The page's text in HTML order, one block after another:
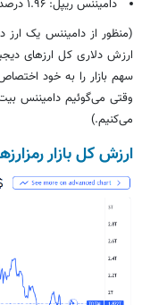
دامیننس ریپل: ۱.۹۶ درصد
(منظور از دامیننس یک ارز
ارزش دلاری کل ارزهای
سهم بازار را به خود
وقتی می‌گوئیم دامیننس
می‌کنیم.)
ارزش کل بازار رمزارزها: یک